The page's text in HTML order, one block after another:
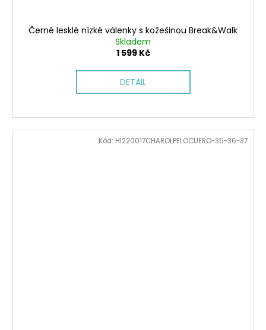
Černé lesklé nízké válenky s kožešinou Break&Walk
Skladem
1 599 Kč
DETAIL
Kód: HI220017CHAROLPELOCUERO-35-36-37